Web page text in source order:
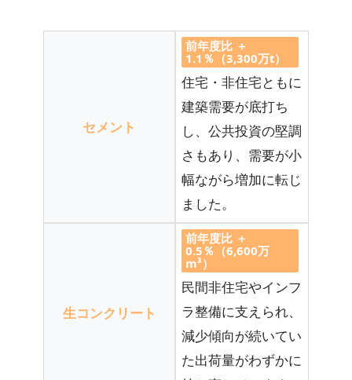
セメント
前年度比 ＋
1.1％（3,300万t）
住宅・非住宅ともに
建築需要が底打ち
し、公共投資の堅調
さもあり、需要が小
幅ながら増加に転じ
ました。
生コンクリート
前年度比 ＋
0.5％（6,600万
m³）
民間非住宅やインフ
ラ整備に支えられ、
減少傾向が続いてい
た出荷量がわずかに